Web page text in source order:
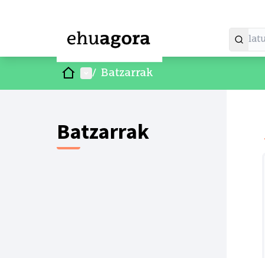
HasieraMenu nagusia
/ Batzarrak
Batzarrak